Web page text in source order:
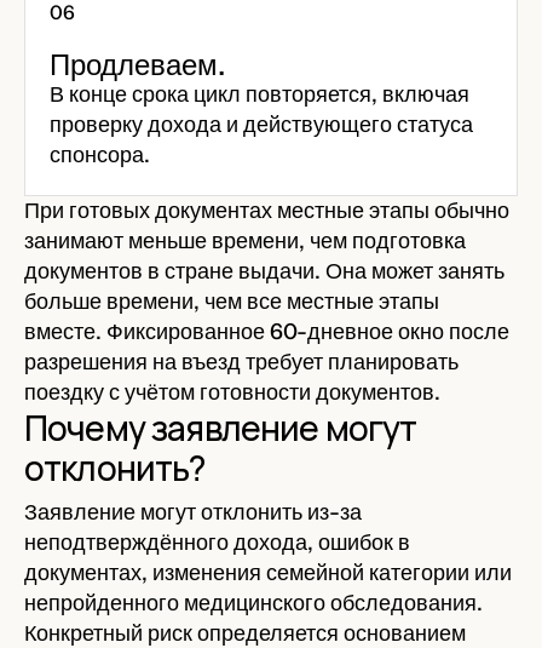
Продлеваем.
В конце срока цикл повторяется, включая
проверку дохода и действующего статуса
спонсора.
При готовых документах местные этапы обычно
занимают меньше времени, чем подготовка
документов в стране выдачи. Она может занять
больше времени, чем все местные этапы
вместе. Фиксированное 60-дневное окно после
разрешения на въезд требует планировать
поездку с учётом готовности документов.
Почему заявление могут
отклонить?
Заявление могут отклонить из-за
неподтверждённого дохода, ошибок в
документах, изменения семейной категории или
непройденного медицинского обследования.
Конкретный риск определяется основанием